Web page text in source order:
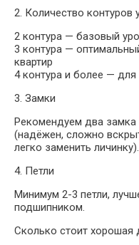
2. Количество контуров
2 контура — базовый
3 контура —
квартир
4 контура и более —
3. Замки
Рекомендуем два замка
(надёжен, сложно
легко заменить личинку).
4. Петли
Минимум 2-3 петли,
подшипником.
Сколько стоит хорошая